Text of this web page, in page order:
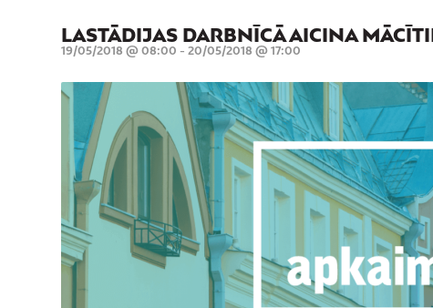
LASTĀDIJAS DARBNĪCĀ AICINA
19/05/2018 @ 08:00 - 20/05/2018 @ 17:00